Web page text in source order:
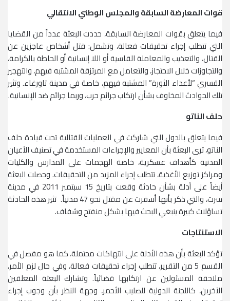
قوات المعارضة السابقة والمجلس الوطني الانتقالي
فيما يتعلق بقوات المعارضة السابقة، حددت البعثة عدداً من القضايا
التي تتطلب إجراء تحقيقات فعالة، وتشمل: قتل أشخاص عاجزين عن
القتال، والتعذيب والمعاملة القاسية أو اللا إنسانية أو الحاطة بالكرامة،
والتجاوزات خلال الاحتجاز، والتعامل مع المرتزقة المشتبه فيهم، والتهجير
القسري “لأعداء الثورة” المشتبه فيهم، خاصة في مدينة تاورغاء. وتثير
تلك الحوادث المخاوف بشأن ارتكاب جرائم حرب، وربما جرائم ضد الإنسانية.
حلف الناتو
فيما يتعلق بالدول التي شاركت في العمليات القتالية تحت قيادة حلف
الناتو، ترى البعثة بأن المعايير والإجراءات المستخدمة في تصنيف الأعيان
المدنية كأهداف عسكرية، خاصة الهجمات على المدارس والكليات
ومراكز توزيع الأغذية، تتطلب إجراء المزيد من التحقيقات. وحصلت البعثة
أيضاً على أدلة بشأن حادثة وقعت بتاريخ 15 سبتمبر 2011 في مدينة
سرت، والتي ذكر بأنها أسفرت عن مقتل نحو 47 مدنياً. تثير هذه الحادثة
تساؤلات كبيرة ينبغي البحث فيها بشكل منفتح وشفاف.
الاستنتاجات
تؤكد البعثة بأن هذه الأدلة على انتهاكات محتملة، كما هو مفصل في
القسم 5 من التقرير، تتطلب إجراء تحقيقات فعالة، وفي حال لزم الأمر،
ملاحقة المسئولين عن ارتكابها قضائياً. وتشارك البعثة المعلقين
الآخرين، كاللجنة الدولية للصليب الأحمر، وجهة النظر بأن وجوب إجراء